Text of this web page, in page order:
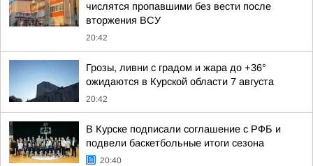
числятся пропавшими без вести после
вторжения ВСУ
20:42
Грозы, ливни с градом и жара до +36°
ожидаются в Курской области 7 августа
20:42
В Курске подписали соглашение с РФБ и
подвели баскетбольные итоги сезона
20:40